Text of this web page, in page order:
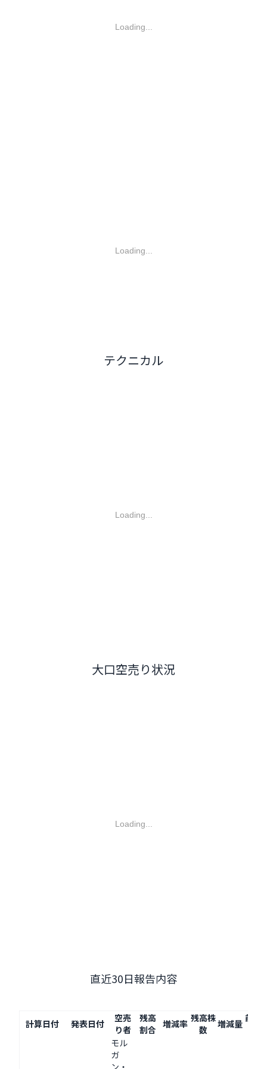
Loading...
Loading...
テクニカル
Loading...
大口空売り状況
Loading...
直近30日報告内容
計算日付 発表日付
空売
り者
残高
割合 増減率 残高株
数
増減量 前回
モル
ガ
ン・